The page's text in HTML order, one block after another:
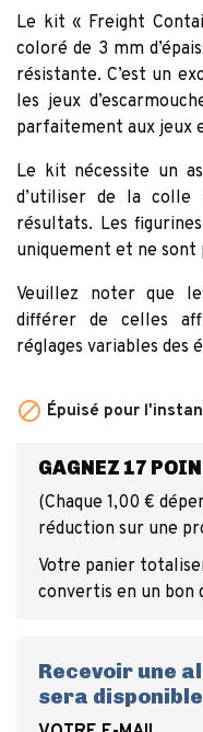
Le kit « Freight
coloré de 3 mm
résistante. C’est un
les jeux
parfaitement aux jeux
Le kit nécessite un
d’utiliser de la colle
résultats. Les
uniquement et ne sont
Veuillez noter que
différer de celles
réglages variables des
 Épuisé pour
GAGNEZ 17
(Chaque 1,00 €
réduction sur une
Votre panier
convertis en un bon
Recevoir une
sera disponible